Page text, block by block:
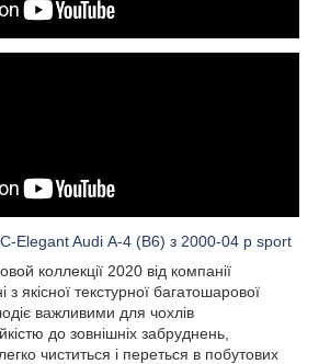
Elegant Audi А-4 (B6) з 2000-04 р sport
коллекції 2020 від компанії
з якісної текстурної багатошарової
важливими для чохлів
до зовнішніх забруднень,
чиститься і переться в побутових